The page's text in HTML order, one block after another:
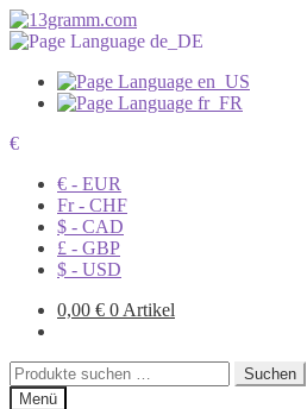
€
€ - EUR
Fr - CHF
$ - CAD
£ - GBP
$ - USD
0,00 € 0 Artikel
Suchen
nach:
Suchen
Menü